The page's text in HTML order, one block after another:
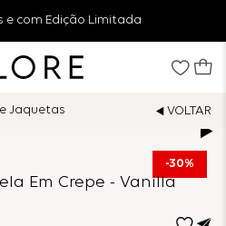
e com Edição Limitada
Jaquetas
30%
Em Crepe - Vanilla